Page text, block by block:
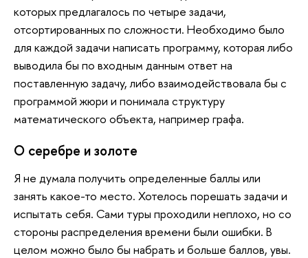
которых предлагалось по четыре задачи,
отсортированных по сложности. Необходимо было
для каждой задачи написать программу, которая либо
выводила бы по входным данным ответ на
поставленную задачу, либо взаимодействовала бы с
программой жюри и понимала структуру
математического объекта, например графа.
О серебре и золоте
Я не думала получить определенные баллы или
занять какое-то место. Хотелось порешать задачи и
испытать себя. Сами туры проходили неплохо, но со
стороны распределения времени были ошибки. В
целом можно было бы набрать и больше баллов, увы.